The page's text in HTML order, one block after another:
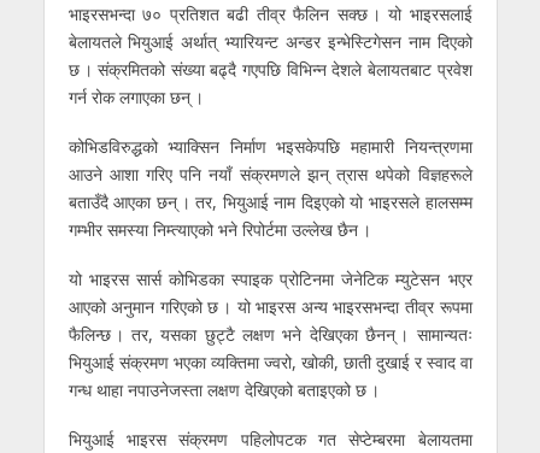
भाइरसभन्दा ७० प्रतिशत बढी तीव्र फैलिन सक्छ । यो भाइरसलाई
बेलायतले भियुआई अर्थात् भ्यारियन्ट अन्डर इन्भेस्टिगेसन नाम दिएको
छ । संक्रमितको संख्या बढ्दै गएपछि विभिन्न देशले बेलायतबाट प्रवेश
गर्न रोक लगाएका छन् ।
कोभिडविरुद्धको भ्याक्सिन निर्माण भइसकेपछि महामारी नियन्त्रणमा
आउने आशा गरिए पनि नयाँ संक्रमणले झन् त्रास थपेको विज्ञहरूले
बताउँदै आएका छन् । तर, भियुआई नाम दिइएको यो भाइरसले हालसम्म
गम्भीर समस्या निम्त्याएको भने रिपोर्टमा उल्लेख छैन ।
यो भाइरस सार्स कोभिडका स्पाइक प्रोटिनमा जेनेटिक म्युटेसन भएर
आएको अनुमान गरिएको छ । यो भाइरस अन्य भाइरसभन्दा तीव्र रूपमा
फैलिन्छ । तर, यसका छुट्टै लक्षण भने देखिएका छैनन् । सामान्यतः
भियुआई संक्रमण भएका व्यक्तिमा ज्वरो, खोकी, छाती दुखाई र स्वाद वा
गन्ध थाहा नपाउनेजस्ता लक्षण देखिएको बताइएको छ ।
भियुआई भाइरस संक्रमण पहिलोपटक गत सेप्टेम्बरमा बेलायतमा